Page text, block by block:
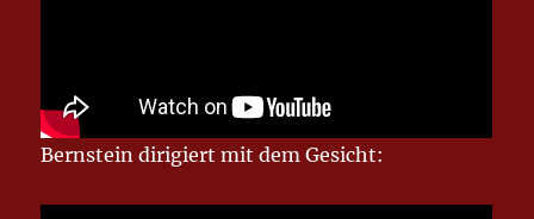
Bernstein dirigiert mit dem Gesicht: